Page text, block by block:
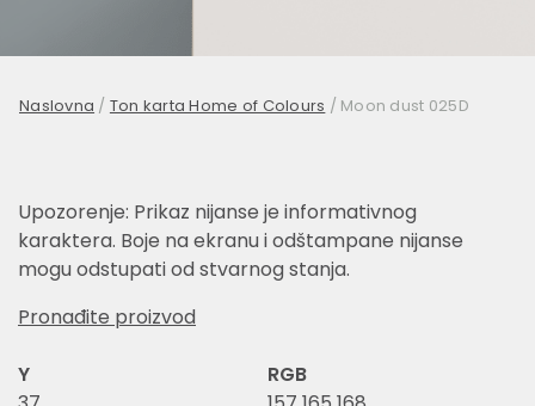
Naslovna / Ton karta Home of Colours / Moon dust 025D
Upozorenje: Prikaz nijanse je informativnog
karaktera. Boje na ekranu i odštampane nijanse
mogu odstupati od stvarnog stanja.
Pronađite proizvod
Y
RGB